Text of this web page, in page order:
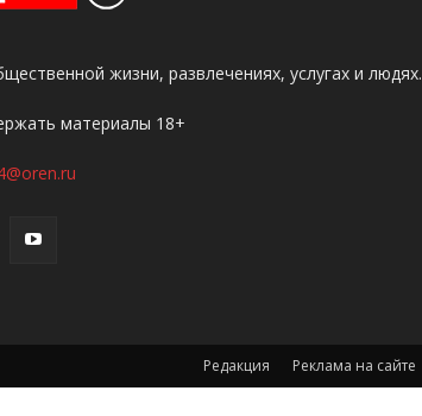
жизни, развлечениях, услугах и людях.
материалы 18+
Редакция Реклама на сайте